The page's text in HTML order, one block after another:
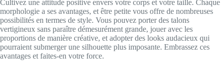
Cultivez une attitude positive envers votre corps et votre taille. Chaque
morphologie a ses avantages, et être petite vous offre de nombreuses
possibilités en termes de style. Vous pouvez porter des talons
vertigineux sans paraître démesurément grande, jouer avec les
proportions de manière créative, et adopter des looks audacieux qui
pourraient submerger une silhouette plus imposante. Embrassez ces
avantages et faites-en votre force.